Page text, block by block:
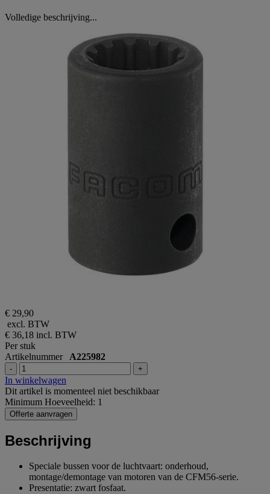
Volledige beschrijving...
€ 29,90
excl. BTW
€ 36,18 incl. BTW
Per stuk
Artikelnummer A225982
- +
In winkelwagen
Dit artikel is momenteel niet beschikbaar
Minimum Hoeveelheid: 1
Offerte aanvragen
Beschrijving
Speciale bussen voor de luchtvaart: onderhoud,
montage/demontage van motoren van de CFM56-serie.
Presentatie: zwart fosfaat.